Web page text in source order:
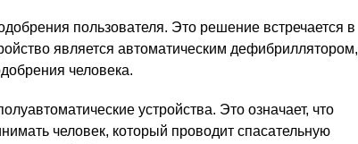
пользователя. Это решение встречается в
является автоматическим дефибриллятором,
человека.
устройства. Это означает, что
человек, который проводит спасательную